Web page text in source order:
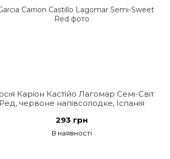
Каріон Кастійо Лагомар Семі-Світ
Ред, червоне напівсолодке, Іспанія
293 грн
В наявності